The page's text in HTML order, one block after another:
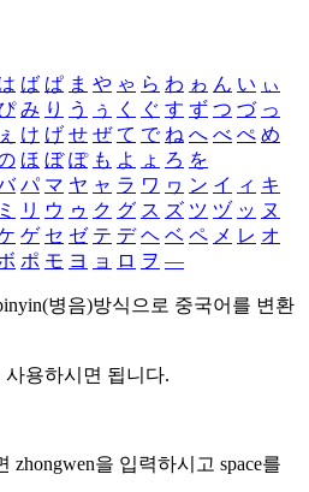
ば ぱ ま や ゃ ら わ ゎ ん い ぃ
み り う ぅ く ぐ す ず つ づ っ
ぇ け げ せ ぜ て で ね へ べ ぺ め
ほ ぼ ぽ も よ ょ ろ を
パ マ ヤ ャ ラ ワ ヮ ン イ ィ キ
ミ リ ウ ゥ ク グ ス ズ ツ ヅ ッ ヌ
ゲ セ ゼ テ デ ヘ ベ ペ メ レ オ
ポ モ ヨ ョ ロ ヲ ―
병음)방식으로 중국어를 변환
용하시면 됩니다.
zhongwen을 입력하시고 space를